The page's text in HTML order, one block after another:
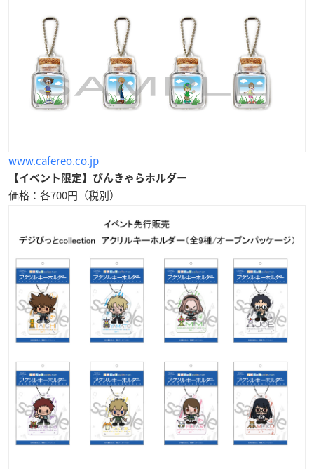
www.cafereo.co.jp
【イベント限定】びんきゃらホルダー
価格：各700円（税別）